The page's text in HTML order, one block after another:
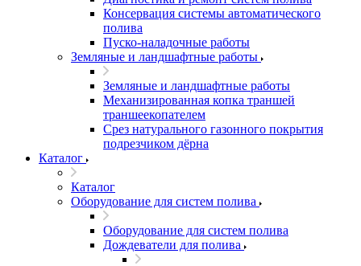
Консервация системы автоматического
полива
Пуско-наладочные работы
Земляные и ландшафтные работы
Земляные и ландшафтные работы
Механизированная копка траншей
траншеекопателем
Срез натурального газонного покрытия
подрезчиком дёрна
Каталог
Каталог
Оборудование для систем полива
Оборудование для систем полива
Дождеватели для полива